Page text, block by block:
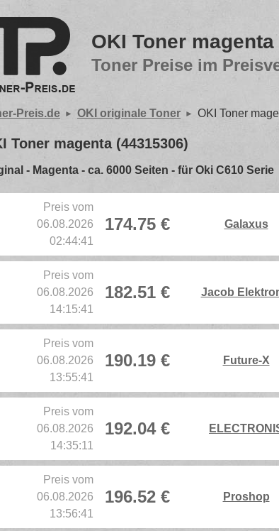
OKI Toner magenta
Toner Preise im
Preis.de OKI originale Toner OKI Toner
Toner magenta (44315306)
- Magenta - ca. 6000 Seiten - für Oki C610 Serie
Preis vom
06.08.2026
02:44:41
174.75 € Galaxus
Preis vom
06.08.2026
14:15:41
182.51 € Jacob
Preis vom
06.08.2026
13:55:41
190.19 € Future-X
Preis vom
06.08.2026
14:35:11
192.04 €
Preis vom
06.08.2026
13:56:41
196.52 € Proshop